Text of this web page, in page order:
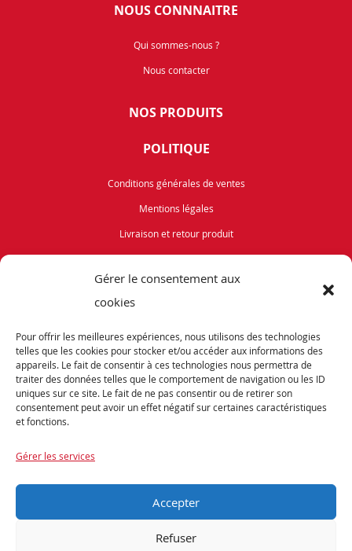
Gérer le consentement aux
cookies
Pour offrir les meilleures expériences, nous utilisons des technologies
telles que les cookies pour stocker et/ou accéder aux informations des
appareils. Le fait de consentir à ces technologies nous permettra de
traiter des données telles que le comportement de navigation ou les ID
uniques sur ce site. Le fait de ne pas consentir ou de retirer son
consentement peut avoir un effet négatif sur certaines caractéristiques
et fonctions.
Gérer les services
Accepter
Refuser
NOUS CONNNAITRE
Qui sommes-nous ?
Nous contacter
NOS PRODUITS
POLITIQUE
Conditions générales de ventes
Mentions légales
Livraison et retour produit
Politique de cookies (UE)
Occasions
ABONNEZ-VOUS
Recevez notre newsletter et tenez vous informés de nos dernières offres et